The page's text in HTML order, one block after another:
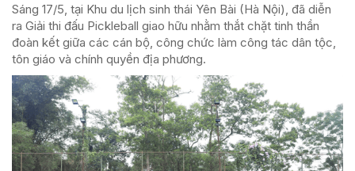
Sáng 17/5, tại Khu du lịch sinh thái Yên Bài (Hà Nội), đã diễn
ra Giải thi đấu Pickleball giao hữu nhằm thắt chặt tinh thần
đoàn kết giữa các cán bộ, công chức làm công tác dân tộc,
tôn giáo và chính quyền địa phương.